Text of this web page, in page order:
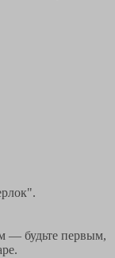
— будьте первым,